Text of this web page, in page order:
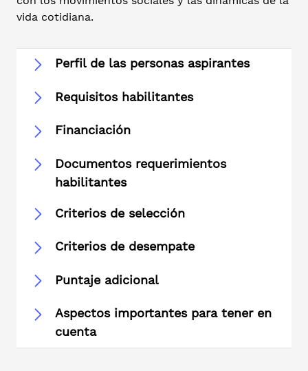
vida cotidiana.
Perfil de las personas aspirantes
Requisitos habilitantes
Financiación
Documentos requerimientos
habilitantes
Criterios de selección
Criterios de desempate
Puntaje adicional
Aspectos importantes para tener en
cuenta